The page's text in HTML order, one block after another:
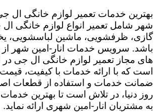
بهترین خدمات تعمیر لوازم خانگی ال
شهر شامل تعمیر انواع لوازم خانگی ال
گازی، ظرفشویی، ماشین لباسشویی،
باشد. سرویس خدمات انار-امین شهر از
های مجاز تعمیر لوازم خانگی ال جی در
است که با ارائه خدمات با کیفیت،
ضمانت خدمات و استفاده از قطعات
روز دنیا، در تلاش است تا بهترین
به مشتریان انار-امین شهری ارائه نماید.